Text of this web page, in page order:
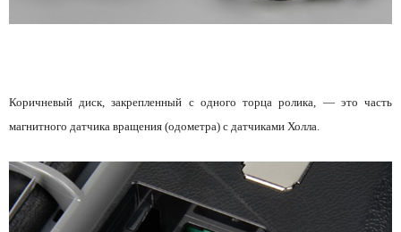
Коричневый диск, закрепленный с одного торца ролика, — это часть
магнитного датчика вращения (одометра) с датчиками Холла.